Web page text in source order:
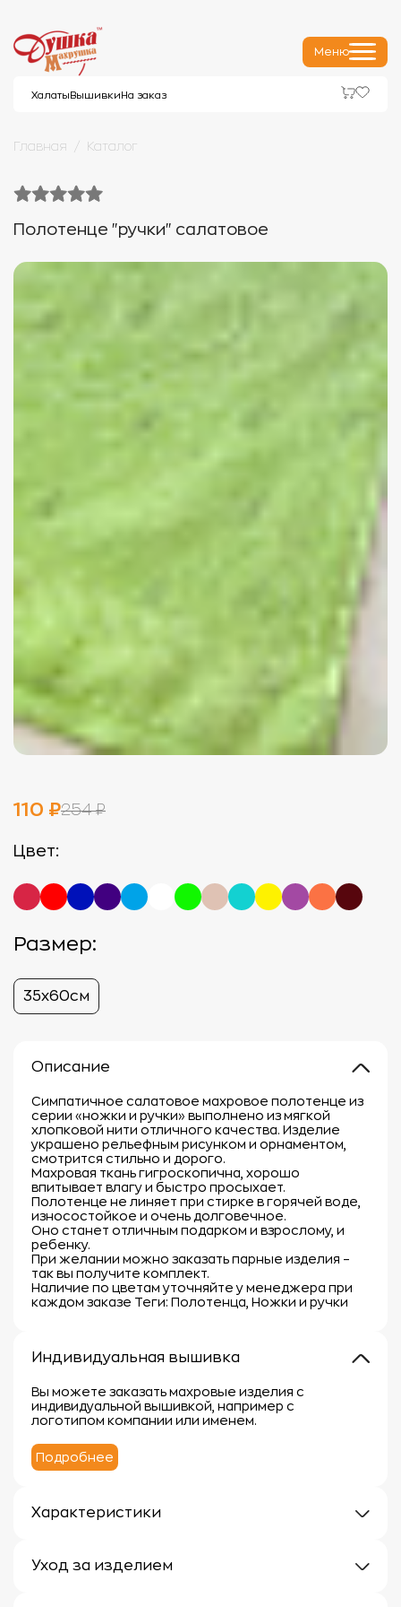
Меню
Халаты Вышивки На заказ
Главная Каталог
Полотенце "ручки" салатовое
110 ₽254 ₽
Цвет:
Размер:
35х60см
Описание
Симпатичное салатовое махровое полотенце из
серии «ножки и ручки» выполнено из мягкой
хлопковой нити отличного качества. Изделие
украшено рельефным рисунком и орнаментом,
смотрится стильно и дорого.
Махровая ткань гигроскопична, хорошо
впитывает влагу и быстро просыхает.
Полотенце не линяет при стирке в горячей воде,
износостойкое и очень долговечное.
Оно станет отличным подарком и взрослому, и
ребенку.
При желании можно заказать парные изделия –
так вы получите комплект.
Наличие по цветам уточняйте у менеджера при
каждом заказе Теги: Полотенца, Ножки и ручки
Индивидуальная вышивка
Вы можете заказать махровые изделия с
индивидуальной вышивкой, например с
логотипом компании или именем.
Подробнее
Характеристики
Материал: 100% хлопок
Уход за изделием